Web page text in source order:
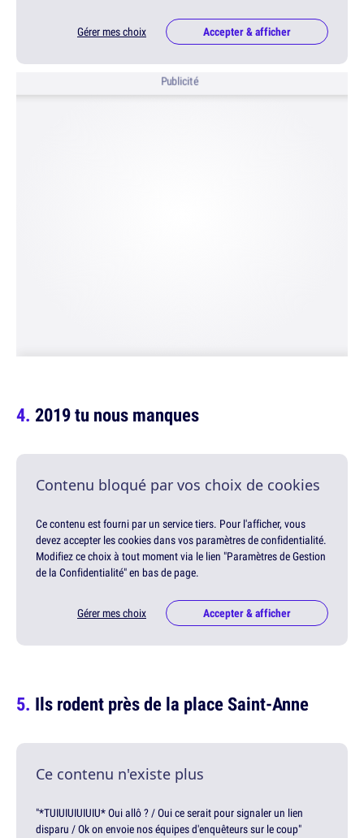
Gérer mes choix Accepter & afficher
Publicité
2019 tu nous manques
Contenu bloqué par vos choix de cookies
Ce contenu est fourni par un service tiers. Pour l'afficher, vous
devez accepter les cookies dans vos paramètres de confidentialité.
Modifiez ce choix à tout moment via le lien "Paramètres de Gestion
de la Confidentialité" en bas de page.
Gérer mes choix Accepter & afficher
Ils rodent près de la place Saint-Anne
Ce contenu n'existe plus
"*TUIUIUIUIUIU* Oui allô ? / Oui ce serait pour signaler un lien
disparu / Ok on envoie nos équipes d'enquêteurs sur le coup"